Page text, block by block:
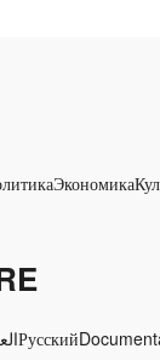
Экономика
Русский